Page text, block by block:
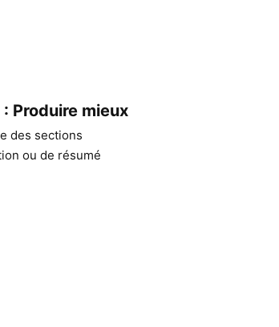
Produire mieux
des sections
ou de résumé